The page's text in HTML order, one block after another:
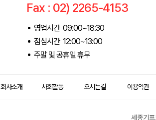
Fax : 02) 2265-4153
영업시간 09:00~18:30
점심시간 12:00~13:00
주말 및 공휴일 휴무
회사소개 사회활동 오시는길 이용약관
세종기